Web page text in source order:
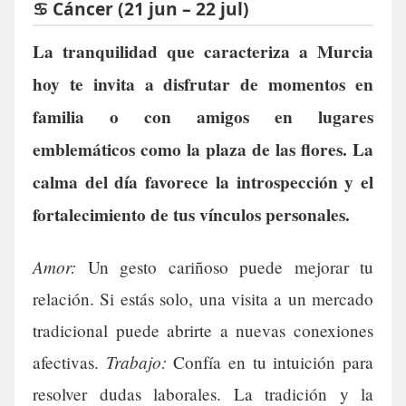
♋ Cáncer (21 jun – 22 jul)
La tranquilidad que caracteriza a Murcia
hoy te invita a disfrutar de momentos en
familia o con amigos en lugares
emblemáticos como la plaza de las flores. La
calma del día favorece la introspección y el
fortalecimiento de tus vínculos personales.
Amor: Un gesto cariñoso puede mejorar tu
relación. Si estás solo, una visita a un mercado
tradicional puede abrirte a nuevas conexiones
afectivas. Trabajo: Confía en tu intuición para
resolver dudas laborales. La tradición y la